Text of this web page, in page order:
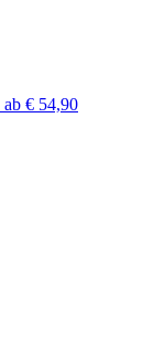
ab € 54,90